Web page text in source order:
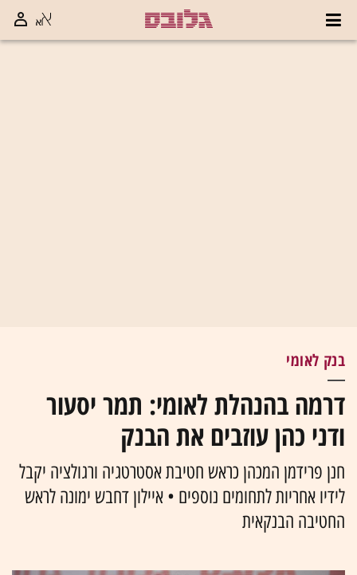
בנק לאומי
דרמה בהנהלת לאומי: תמר יסעור
ודני כהן עוזבים את הבנק
חנן פרידמן המכהן כראש חטיבת אסטרטגיה ורגולציה יקבל
לידיו אחריות לתחומים נוספים • איילון דחבש ימונה לראש
החטיבה הבנקאית